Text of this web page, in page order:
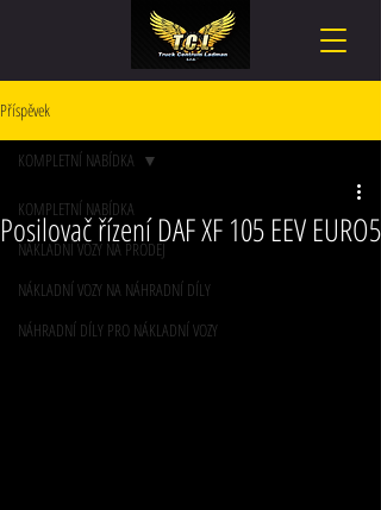
Příspěvek
KOMPLETNÍ NABÍDKA
NÁKLADNÍ VOZY NA PRODEJ
NÁKLADNÍ VOZY NA NÁHRADNÍ DÍLY
NÁHRADNÍ DÍLY PRO NÁKLADNÍ VOZY
KOMPLETNÍ NABÍDKA
Posilovač řízení DAF XF 105 EEV EURO5